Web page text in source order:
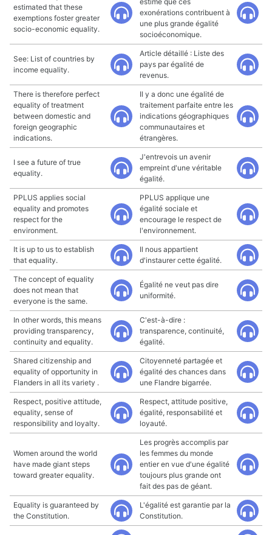
estimated that these
exemptions foster greater
socio-economic equality.
exonérations contribuent à
une plus grande égalité
socioéconomique.
See: List of countries by
income equality.
Article détaillé : Liste des
pays par égalité de
revenus.
There is therefore perfect
equality of treatment
between domestic and
foreign geographic
indications.
Il y a donc une égalité de
traitement parfaite entre les
indications géographiques
communautaires et
étrangères.
I see a future of true
equality.
J'entrevois un avenir
empreint d'une véritable
égalité.
PPLUS applies social
equality and promotes
respect for the
environment.
PPLUS applique une
égalité sociale et
encourage le respect de
l'environnement.
It is up to us to establish
that equality.
Il nous appartient
d'instaurer cette égalité.
The concept of equality
does not mean that
everyone is the same.
Égalité ne veut pas dire
uniformité.
In other words, this means
providing transparency,
continuity and equality.
C'est-à-dire :
transparence, continuité,
égalité.
Shared citizenship and
equality of opportunity in
Flanders in all its variety .
Citoyenneté partagée et
égalité des chances dans
une Flandre bigarrée.
Respect, positive attitude,
equality, sense of
responsibility and loyalty.
Respect, attitude positive,
égalité, responsabilité et
loyauté.
Women around the world
have made giant steps
toward greater equality.
Les progrès accomplis par
les femmes du monde
entier en vue d'une égalité
toujours plus grande ont
fait des pas de géant.
Equality is guaranteed by
the Constitution.
L'égalité est garantie par la
Constitution.